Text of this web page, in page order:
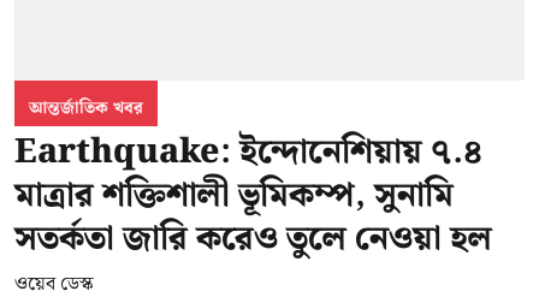
আন্তর্জাতিক খবর
Earthquake: ইন্দোনেশিয়ায় ৭.৪
মাত্রার শক্তিশালী ভূমিকম্প, সুনামি
সতর্কতা জারি করেও তুলে নেওয়া হল
ওয়েব ডেস্ক